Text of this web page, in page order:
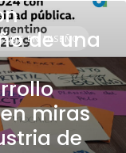
EN DISEÑO
de una
miras
de